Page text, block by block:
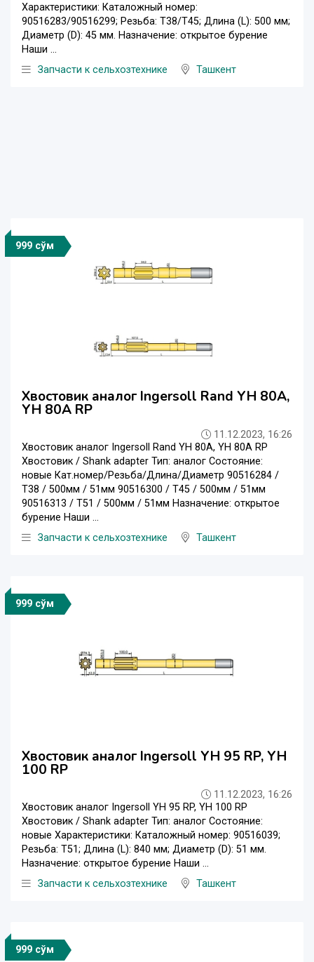
Характеристики: Каталожный номер:
90516283/90516299; Резьба: T38/T45; Длина (L): 500 мм;
Диаметр (D): 45 мм. Назначение: открытое бурение
Наши ...
Запчасти к сельхозтехнике
Ташкент
999 сўм
Хвостовик аналог Ingersoll Rand YH 80A,
YH 80A RP
11.12.2023, 16:26
Хвостовик аналог Ingersoll Rand YH 80A, YH 80A RP
Хвостовик / Shank adapter Тип: аналог Состояние:
новые Кат.номер/Резьба/Длина/Диаметр 90516284 /
T38 / 500мм / 51мм 90516300 / T45 / 500мм / 51мм
90516313 / T51 / 500мм / 51мм Назначение: открытое
бурение Наши ...
Запчасти к сельхозтехнике
Ташкент
999 сўм
Хвостовик аналог Ingersoll YH 95 RP, YH
100 RP
11.12.2023, 16:26
Хвостовик аналог Ingersoll YH 95 RP, YH 100 RP
Хвостовик / Shank adapter Тип: аналог Состояние:
новые Характеристики: Каталожный номер: 90516039;
Резьба: T51; Длина (L): 840 мм; Диаметр (D): 51 мм.
Назначение: открытое бурение Наши ...
Запчасти к сельхозтехнике
Ташкент
999 сўм